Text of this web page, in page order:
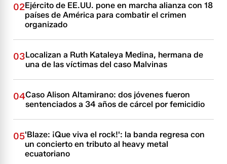
02Ejército de EE.UU. pone en marcha alianza con 18
países de América para combatir el crimen
organizado
03Localizan a Ruth Kataleya Medina, hermana de
una de las víctimas del caso Malvinas
04Caso Alison Altamirano: dos jóvenes fueron
sentenciados a 34 años de cárcel por femicidio
05'Blaze: ¡Que viva el rock!': la banda regresa con
un concierto en tributo al heavy metal
ecuatoriano